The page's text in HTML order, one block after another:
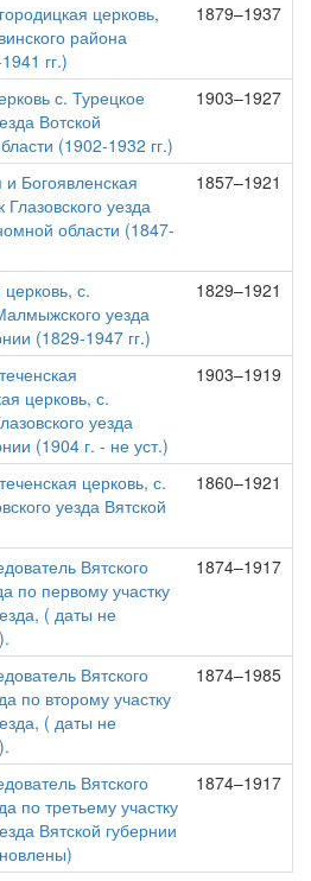
церковь,
района
гг.)
1879–1937
с. Турецкое
Вотской
(1902-1932 гг.)
1903–1927
и Богоявленская
уезда
области (1847-
1857–1921
с.
уезда
(1829-1947 гг.)
1829–1921
церковь, с.
уезда
(1904 г. - не уст.)
1903–1919
церковь, с.
уезда Вятской
1860–1921
Вятского
по первому участку
( даты не
1874–1917
Вятского
по второму участку
( даты не
1874–1985
Вятского
по третьему участку
Вятской губернии
1874–1917